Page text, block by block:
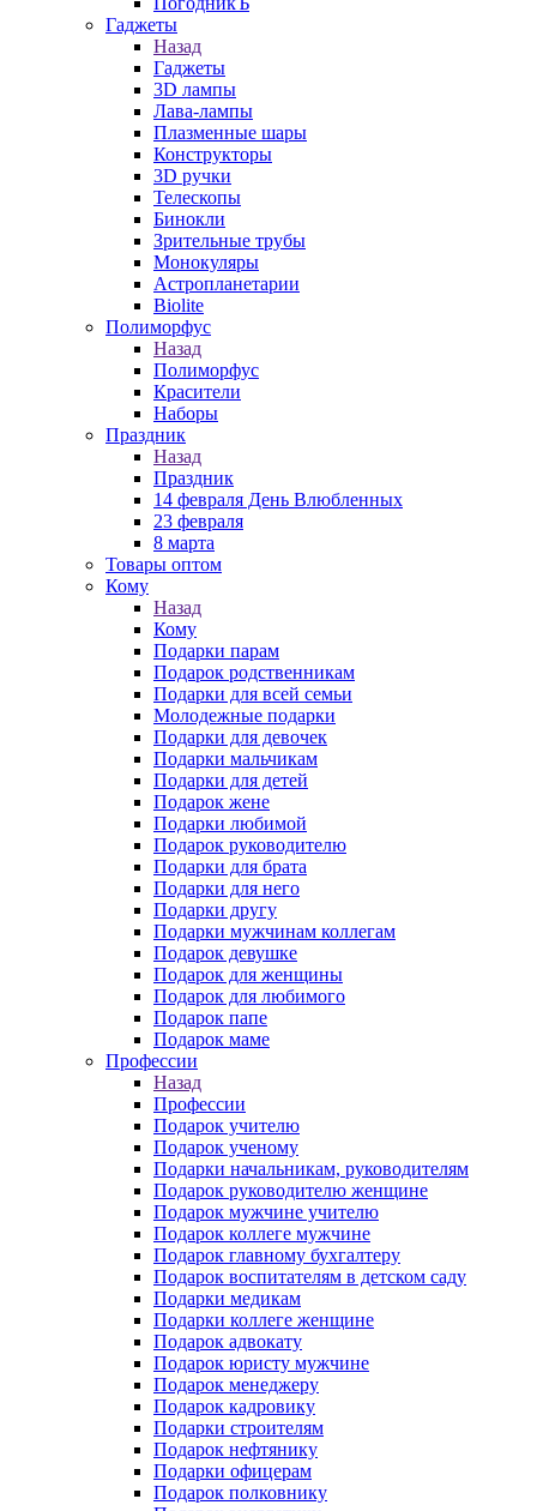
Гаджеты
Назад
Гаджеты
3D лампы
Лава-лампы
Плазменные шары
Конструкторы
3D ручки
Телескопы
Бинокли
Зрительные трубы
Монокуляры
Астропланетарии
Biolite
Полиморфус
Назад
Полиморфус
Красители
Наборы
Праздник
Назад
Праздник
14 февраля День Влюбленных
23 февраля
8 марта
Товары оптом
Кому
Назад
Кому
Подарки парам
Подарок родственникам
Подарки для всей семьи
Молодежные подарки
Подарки для девочек
Подарки мальчикам
Подарки для детей
Подарок жене
Подарки любимой
Подарок руководителю
Подарки для брата
Подарки для него
Подарки другу
Подарки мужчинам коллегам
Подарок девушке
Подарок для женщины
Подарок для любимого
Подарок папе
Подарок маме
Профессии
Назад
Профессии
Подарок учителю
Подарок ученому
Подарки начальникам, руководителям
Подарок руководителю женщине
Подарок мужчине учителю
Подарок коллеге мужчине
Подарок главному бухгалтеру
Подарок воспитателям в детском саду
Подарки медикам
Подарки коллеге женщине
Подарок адвокату
Подарок юристу мужчине
Подарок менеджеру
Подарок кадровику
Подарки строителям
Подарок нефтянику
Подарки офицерам
Подарок полковнику